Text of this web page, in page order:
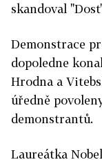
skandoval
Demonstrace
dopoledne
Hrodna a
úředně
demonstrantů.
Laureátka